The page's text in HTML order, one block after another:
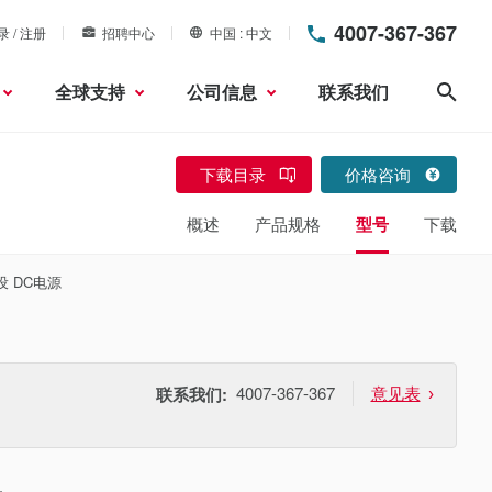
/ 注册 招聘中心 中国 中文 4007-367-367
全球支持 公司信息 联系我们
下载目录 价格咨询
概述 产品规格 型号 下载
DC电源
联系我们: 4007-367-367 意见表